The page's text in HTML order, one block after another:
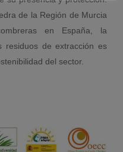
de la Región de Murcia
en España, la
residuos de extracción es
del sector.